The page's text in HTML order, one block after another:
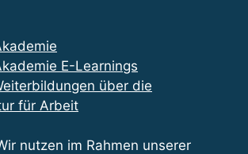
E-Learnings
über die
für Arbeit
nutzen im Rahmen unserer